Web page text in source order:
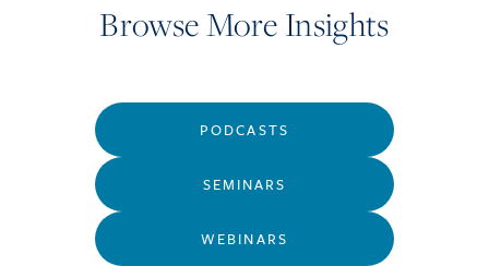
Browse More Insights
PODCASTS
SEMINARS
WEBINARS